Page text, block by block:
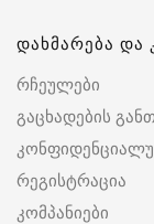
დახმარება და
რჩეულები
გაცხადების
რეგისტრაცია
კომპანიები